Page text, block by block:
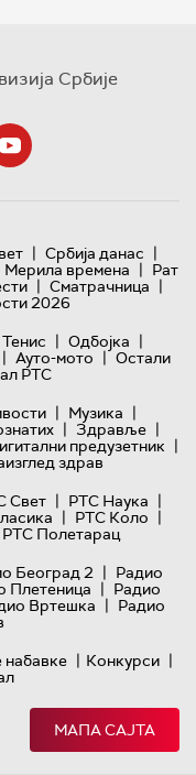
Србије
| Србија данас |
Мерила времена | Рат
| Сматрачница |
2026
Тенис | Одбојка |
| Ауто-мото | Остали
РТС
| Музика |
| Здравље |
предузетник |
здрав
Свет | РТС Наука |
| РТС Коло |
РТС Полетарац
Београд 2 | Радио
Плетеница | Радио
Вртешка | Радио
набавке | Конкурси |
МАПА САЈТА